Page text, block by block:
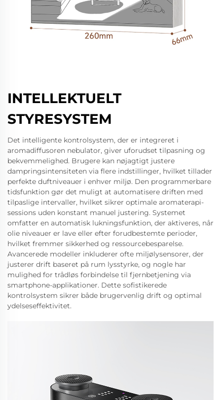
INTELLEKTUELT
STYRESYSTEM
Det intelligente kontrolsystem, der er integreret i
aromadiffusoren nebulator, giver uforudset tilpasning og
bekvemmelighed. Brugere kan nøjagtigt justere
dampringsintensiteten via flere indstillinger, hvilket tillader
perfekte duftniveauer i enhver miljø. Den programmerbare
tidsfunktion gør det muligt at automatisere driften med
tilpaslige intervaller, hvilket sikrer optimale aromaterapi-
sessions uden konstant manuel justering. Systemet
omfatter en automatisk lukningsfunktion, der aktiveres, når
olie niveauer er lave eller efter forudbestemte perioder,
hvilket fremmer sikkerhed og ressourcebesparelse.
Avancerede modeller inkluderer ofte miljølysensorer, der
justerer drift baseret på rum lysstyrke, og nogle har
mulighed for trådløs forbindelse til fjernbetjening via
smartphone-applikationer. Dette sofistikerede
kontrolsystem sikrer både brugervenlig drift og optimal
ydelseseffektivitet.